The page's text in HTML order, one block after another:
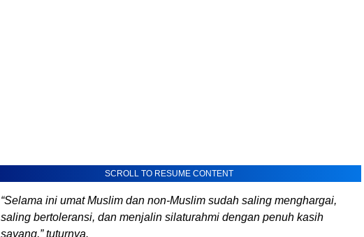
SCROLL TO RESUME CONTENT
“Selama ini umat Muslim dan non-Muslim sudah saling menghargai,
saling bertoleransi, dan menjalin silaturahmi dengan penuh kasih
sayang,” tuturnya.